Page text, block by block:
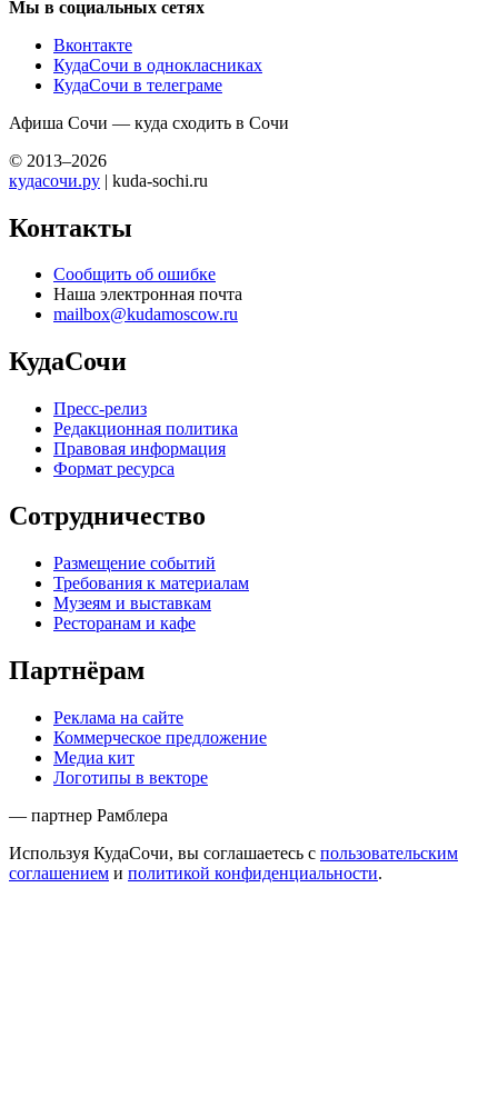
Мы в социальных сетях
Вконтакте
КудаСочи в однокласниках
КудаСочи в телеграме
Афиша Сочи — куда сходить в Сочи
© 2013–2026
кудасочи.ру | kuda-sochi.ru
Контакты
Сообщить об ошибке
Наша электронная почта
mailbox@kudamoscow.ru
КудаСочи
Пресс-релиз
Редакционная политика
Правовая информация
Формат ресурса
Сотрудничество
Размещение событий
Требования к материалам
Музеям и выставкам
Ресторанам и кафе
Партнёрам
Реклама на сайте
Коммерческое предложение
Медиа кит
Логотипы в векторе
— партнер Рамблера
Используя КудаСочи, вы соглашаетесь с пользовательским
соглашением и политикой конфиденциальности.